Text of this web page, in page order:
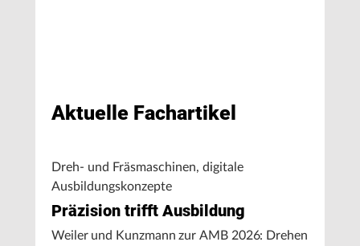
Aktuelle Fachartikel
Dreh- und Fräsmaschinen, digitale
Ausbildungskonzepte
Präzision trifft Ausbildung
Weiler und Kunzmann zur AMB 2026: Drehen